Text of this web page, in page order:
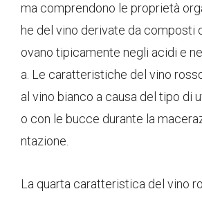
ma comprendono le proprietà
he del vino derivate da composti
ovano tipicamente negli acidi e
a. Le caratteristiche del vino
al vino bianco a causa del tipo di
o con le bucce durante la
ntazione.
La quarta caratteristica del vino